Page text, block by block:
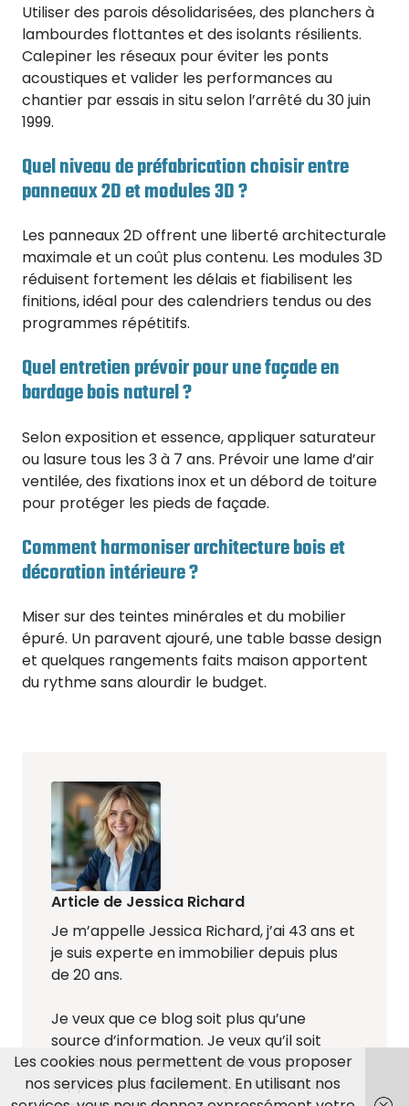
Utiliser des parois désolidarisées, des planchers à
lambourdes flottantes et des isolants résilients.
Calepiner les réseaux pour éviter les ponts
acoustiques et valider les performances au
chantier par essais in situ selon l’arrêté du 30 juin
1999.
Quel niveau de préfabrication choisir entre
panneaux 2D et modules 3D ?
Les panneaux 2D offrent une liberté architecturale
maximale et un coût plus contenu. Les modules 3D
réduisent fortement les délais et fiabilisent les
finitions, idéal pour des calendriers tendus ou des
programmes répétitifs.
Quel entretien prévoir pour une façade en
bardage bois naturel ?
Selon exposition et essence, appliquer saturateur
ou lasure tous les 3 à 7 ans. Prévoir une lame d’air
ventilée, des fixations inox et un débord de toiture
pour protéger les pieds de façade.
Comment harmoniser architecture bois et
décoration intérieure ?
Miser sur des teintes minérales et du mobilier
épuré. Un paravent ajouré, une table basse design
et quelques rangements faits maison apportent
du rythme sans alourdir le budget.
Article de Jessica Richard
Je m’appelle Jessica Richard, j’ai 43 ans et
je suis experte en immobilier depuis plus
de 20 ans.
Je veux que ce blog soit plus qu’une
source d’information. Je veux qu’il soit
votre allié, votre coup de boost, votre
rappel que vous êtes capable de réussir
Les cookies nous permettent de vous proposer
nos services plus facilement. En utilisant nos